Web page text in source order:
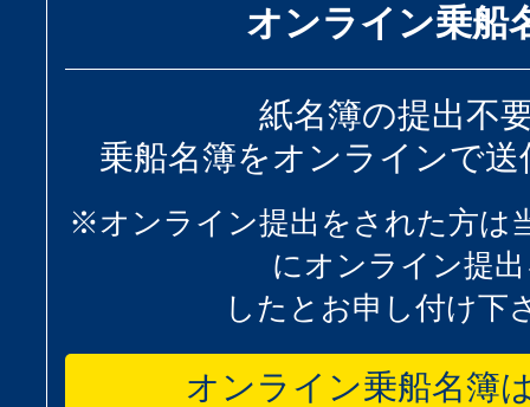
オンライン乗船
紙名簿の提出不
乗船名簿をオンラインで
※オンライン提出をされた方は
にオンライン提
したとお申し付け下
オンライン乗船名簿